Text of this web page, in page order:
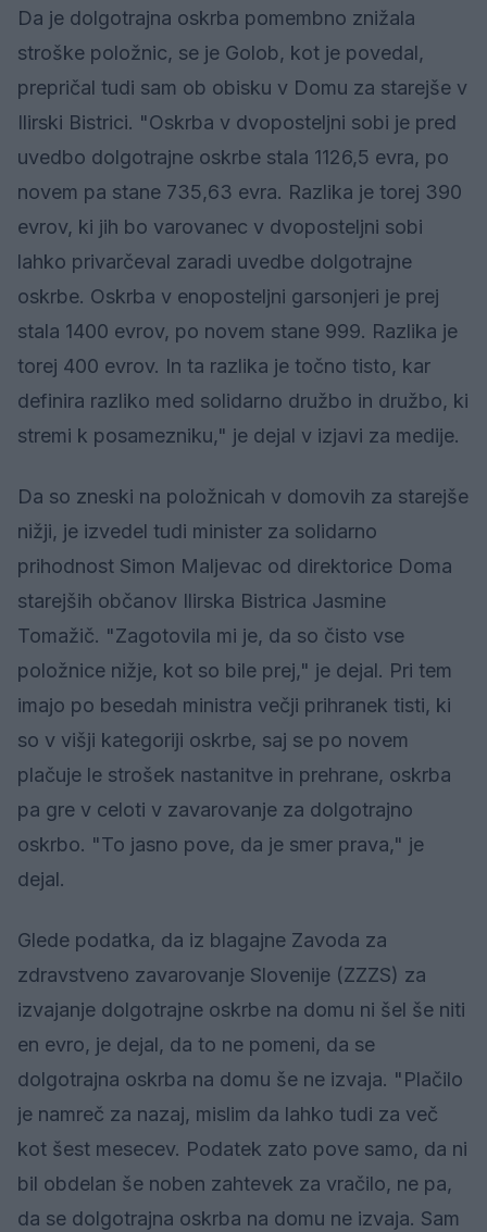
Da je dolgotrajna oskrba pomembno znižala
stroške položnic, se je Golob, kot je povedal,
prepričal tudi sam ob obisku v Domu za starejše v
Ilirski Bistrici. "Oskrba v dvoposteljni sobi je pred
uvedbo dolgotrajne oskrbe stala 1126,5 evra, po
novem pa stane 735,63 evra. Razlika je torej 390
evrov, ki jih bo varovanec v dvoposteljni sobi
lahko privarčeval zaradi uvedbe dolgotrajne
oskrbe. Oskrba v enoposteljni garsonjeri je prej
stala 1400 evrov, po novem stane 999. Razlika je
torej 400 evrov. In ta razlika je točno tisto, kar
definira razliko med solidarno družbo in družbo, ki
stremi k posamezniku," je dejal v izjavi za medije.
Da so zneski na položnicah v domovih za starejše
nižji, je izvedel tudi minister za solidarno
prihodnost Simon Maljevac od direktorice Doma
starejših občanov Ilirska Bistrica Jasmine
Tomažič. "Zagotovila mi je, da so čisto vse
položnice nižje, kot so bile prej," je dejal. Pri tem
imajo po besedah ministra večji prihranek tisti, ki
so v višji kategoriji oskrbe, saj se po novem
plačuje le strošek nastanitve in prehrane, oskrba
pa gre v celoti v zavarovanje za dolgotrajno
oskrbo. "To jasno pove, da je smer prava," je
dejal.
Glede podatka, da iz blagajne Zavoda za
zdravstveno zavarovanje Slovenije (ZZZS) za
izvajanje dolgotrajne oskrbe na domu ni šel še niti
en evro, je dejal, da to ne pomeni, da se
dolgotrajna oskrba na domu še ne izvaja. "Plačilo
je namreč za nazaj, mislim da lahko tudi za več
kot šest mesecev. Podatek zato pove samo, da ni
bil obdelan še noben zahtevek za vračilo, ne pa,
da se dolgotrajna oskrba na domu ne izvaja. Sam